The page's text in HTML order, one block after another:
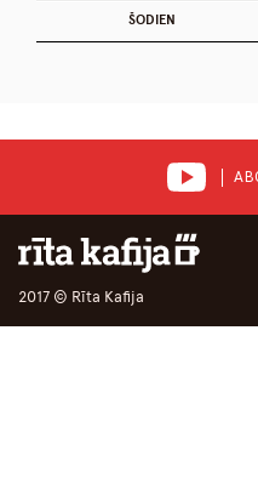
ŠODIEN
2017 © Rīta Kafija